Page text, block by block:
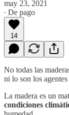
may 23, 2021
∙ De pago
14
No todas las
ni lo son los
La madera es un
condiciones